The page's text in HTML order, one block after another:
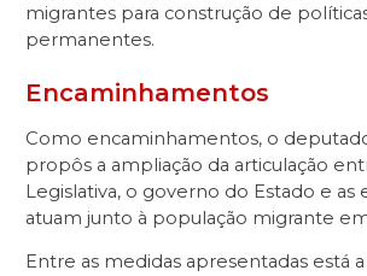
migrantes para construção de
permanentes.
Encaminhamentos
Como encaminhamentos, o
propôs a ampliação da articulação
Legislativa, o governo do Estado e as
atuam junto à população migrante
Entre as medidas apresentadas está